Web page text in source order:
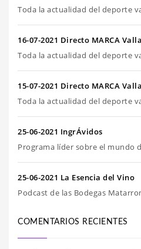
Toda la actualidad del deporte
16-07-2021 Directo MARCA
Toda la actualidad del deporte
15-07-2021 Directo MARCA
Toda la actualidad del deporte
25-06-2021 IngrÁvidos
Programa líder sobre el mundo
25-06-2021 La Esencia del Vino
Podcast de las Bodegas
COMENTARIOS RECIENTES